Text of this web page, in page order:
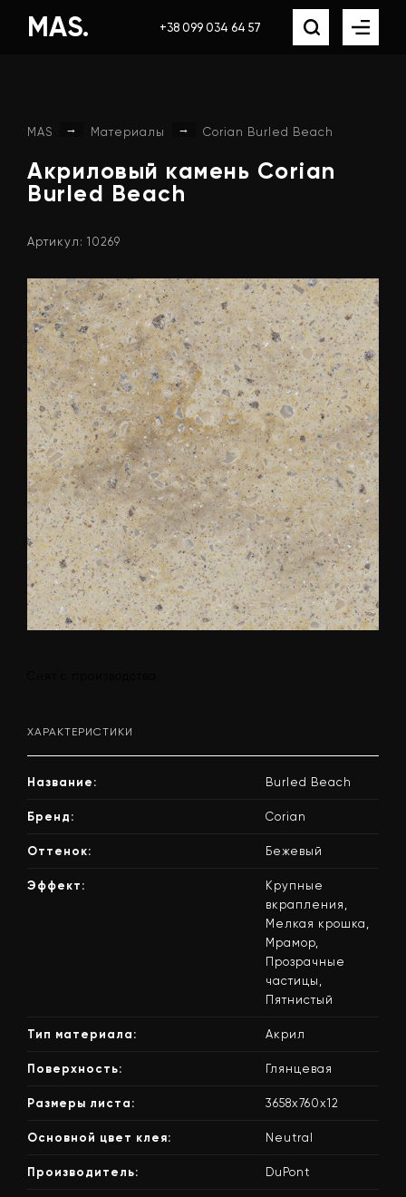
MAS. +38 099 034 64 57
MAS → Материалы → Corian Burled Beach
Акриловый камень Corian
Burled Beach
Артикул: 10269
ХАРАКТЕРИСТИКИ
Название: Burled Beach
Бренд: Corian
Оттенок: Бежевый
Эффект:
Крупные
вкрапления,
Мелкая крошка,
Мрамор,
Прозрачные
частицы,
Пятнистый
Тип материала: Акрил
Поверхность: Глянцевая
Размеры листа: 3658x760x12
Основной цвет клея: Neutral
Производитель: DuPont